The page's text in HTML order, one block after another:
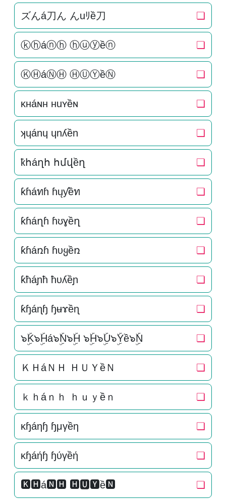
ズんá刀ん んuﾘề刀 ❏
ⓚⓗáⓝⓗ ⓗⓤⓨềⓝ ❏
ⓀⒽáⓃⒽ ⒽⓊⓎềⓃ ❏
κнáɴн нuʏềɴ ❏
ʞɥánɥ ɥnʎền ❏
ҟհáղհ հմվềղ ❏
ƙɦáทɦ ɦųƴềท ❏
ƙɦáղɦ ɦʊɣềղ ❏
ƙɦáռɦ ɦυყềռ ❏
ƙħáɲħ ħυʎềɲ ❏
ƙɧáɳɧ ɧʉɤềɳ ❏
๖ۣۜK๖ۣۜHá๖ۣۜN๖ۣۜH ๖ۣۜH๖ۣۜU๖ۣۜYề๖ۣۜN ❏
ＫＨáＮＨ ＨＵＹềＮ ❏
ｋｈáｎｈ ｈｕｙềｎ ❏
κɧáηɧ ɧμγềη ❏
κɧáήɧ ɧύγềή ❏
🅺🅷á🅽🅷 🅷🆄🆈ề🅽 ❏